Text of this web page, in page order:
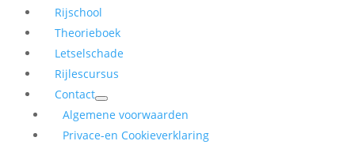
Rijschool
Theorieboek
Letselschade
Rijlescursus
Contact
Algemene voorwaarden
Privace-en Cookieverklaring